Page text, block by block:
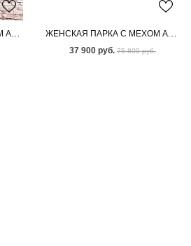
ЖЕНСКАЯ ПАРКА С МЕХОМ АУКЦИОННОГО ПЕСЦА ПОД СОБОЛЬ ЖЕНСКАЯ ПАРКА С МЕХОМ АУКЦИОННОГО ПЕСЦА ПОД СОБОЛЬ
37 900 руб. 75 800 руб.